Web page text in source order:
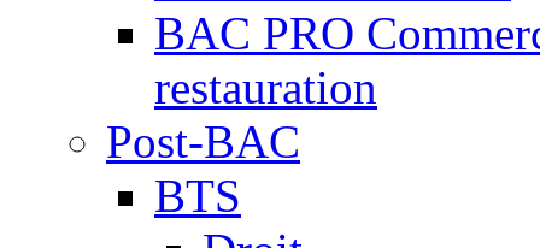
BAC PRO
restauration
Post-BAC
BTS